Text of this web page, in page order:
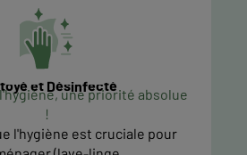
et Désinfecté
une priorité absolue
!
l'hygiène est cruciale pour